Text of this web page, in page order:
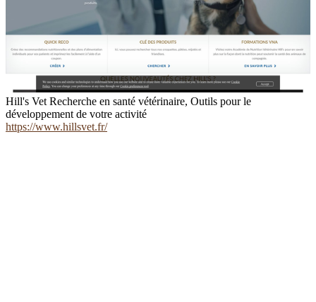
Hill's Vet Recherche en santé vétérinaire, Outils pour le
développement de votre activité
https://www.hillsvet.fr/